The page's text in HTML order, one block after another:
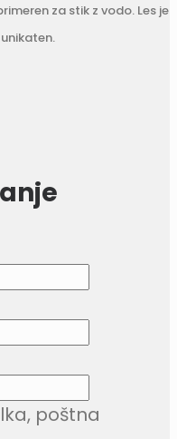
za stik z vodo. Les je
poštna